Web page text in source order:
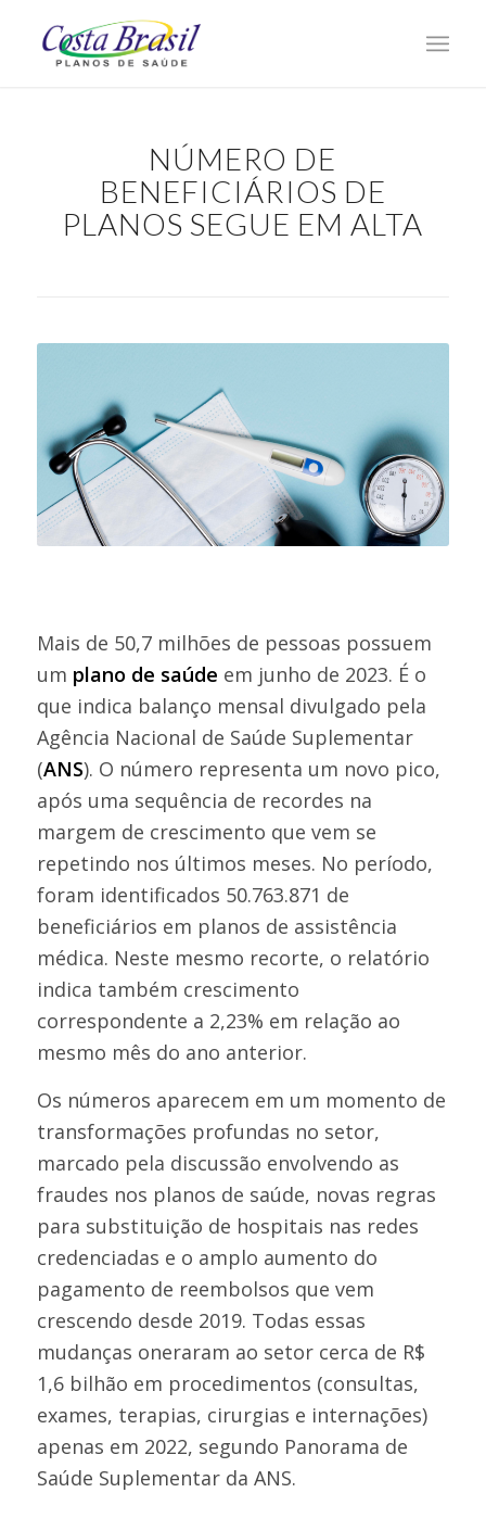
NÚMERO DE
BENEFICIÁRIOS DE
PLANOS SEGUE EM ALTA
Mais de 50,7 milhões de pessoas possuem
um plano de saúde em junho de 2023. É o
que indica balanço mensal divulgado pela
Agência Nacional de Saúde Suplementar
(ANS). O número representa um novo pico,
após uma sequência de recordes na
margem de crescimento que vem se
repetindo nos últimos meses. No período,
foram identificados 50.763.871 de
beneficiários em planos de assistência
médica. Neste mesmo recorte, o relatório
indica também crescimento
correspondente a 2,23% em relação ao
mesmo mês do ano anterior.
Os números aparecem em um momento de
transformações profundas no setor,
marcado pela discussão envolvendo as
fraudes nos planos de saúde, novas regras
para substituição de hospitais nas redes
credenciadas e o amplo aumento do
pagamento de reembolsos que vem
crescendo desde 2019. Todas essas
mudanças oneraram ao setor cerca de R$
1,6 bilhão em procedimentos (consultas,
exames, terapias, cirurgias e internações)
apenas em 2022, segundo Panorama de
Saúde Suplementar da ANS.